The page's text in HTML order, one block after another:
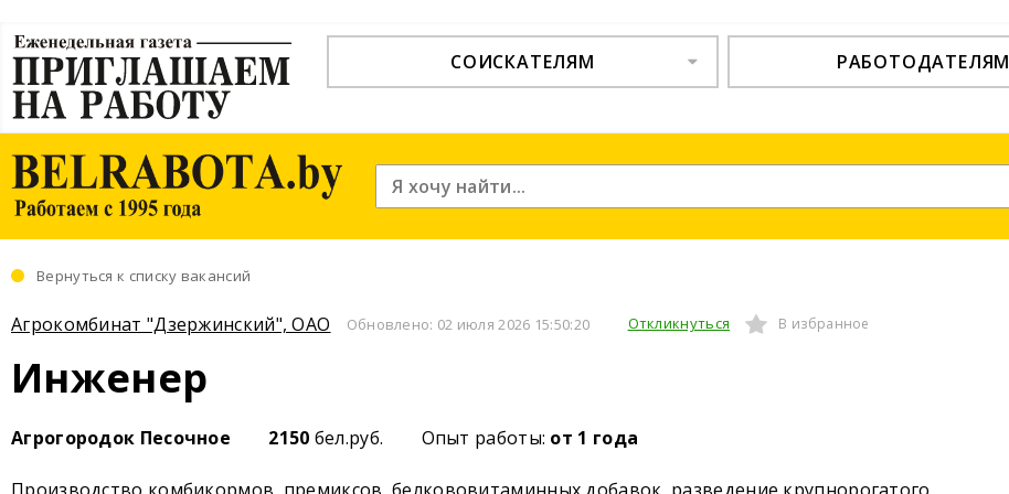
СОИСКАТЕЛЯМ РАБОТОДАТЕЛЯМ
Вернуться к списку вакансий
Агрокомбинат "Дзержинский", ОАО Обновлено: 02 июля 2026 15:50:20 Откликнуться В избранное
Инженер
Агрогородок Песочное 2150 бел.руб. Опыт работы: от 1 года